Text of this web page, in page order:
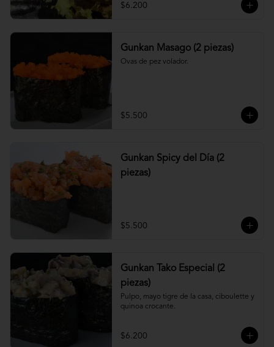
$6.200
Gunkan Masago (2 piezas)
Ovas de pez volador.
$5.500
Gunkan Spicy del Día (2
piezas)
$5.500
Gunkan Tako Especial (2
piezas)
Pulpo, mayo tigre de la casa, ciboulette y
quinoa crocante.
$6.200